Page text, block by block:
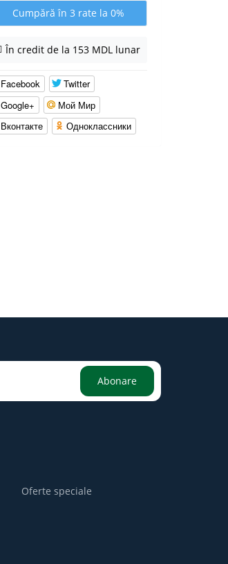
Cumpără în 3 rate la 0%
În credit de la 153 MDL lunar
Facebook
Twitter
Google+
Мой Мир
Вконтакте
Одноклассники
Abonare
Oferte speciale